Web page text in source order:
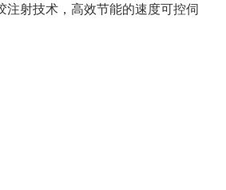
射技术，高效节能的速度可控伺